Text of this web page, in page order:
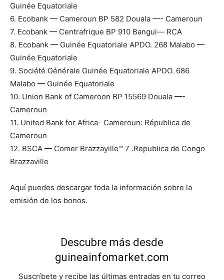
Guinée Equatoriale
6. Ecobank — Cameroun BP 582 Douala —- Cameroun
7. Ecobank — Centrafrique BP 910 Bangui— RCA
8. Ecobank — Guinée Equatoriale APDO. 268 Malabo —
Guinée Equatoriale
9. Société Générale Guinée Equatoriale APDO. 686
Malabo — Guinée Equatoriale
10. Union Bank of Cameroon BP 15569 Douala —-
Cameroun
11. United Bank for Africa- Cameroun: Républica de
Cameroun
12. BSCA — Comer Brazzayille™ 7 .Republica de Congo
Brazzaville
Aquí puedes descargar toda la información sobre la
emisión de los bonos.
Descubre más desde
guineainfomarket.com
Suscríbete y recibe las últimas entradas en tu correo